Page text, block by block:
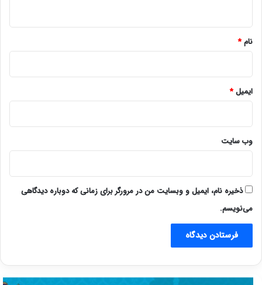
نام*
ایمیل*
وب‌ سایت
ذخیره نام، ایمیل و وبسایت من در مرورگر برای زمانی که دوباره دیدگاهی
می‌نویسم.